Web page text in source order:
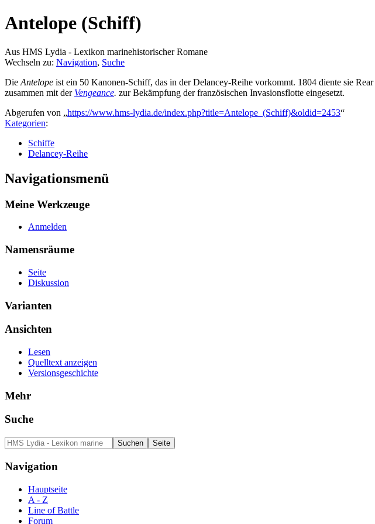
Antelope (Schiff)
Aus HMS Lydia - Lexikon marinehistorischer Romane
Wechseln zu: Navigation, Suche
Die Antelope ist ein 50 Kanonen-Schiff, das in der Delancey-Reihe vorkommt. 1804 diente sie
zusammen mit der Vengeance. zur Bekämpfung der französischen Invasionsflotte eingesetzt.
Abgerufen von „https://www.hms-lydia.de/index.php?title=Antelope_(Schiff)&oldid=2453“
Kategorien:
Schiffe
Delancey-Reihe
Navigationsmenü
Meine Werkzeuge
Anmelden
Namensräume
Seite
Diskussion
Varianten
Ansichten
Lesen
Quelltext anzeigen
Versionsgeschichte
Mehr
Suche
Navigation
Hauptseite
A - Z
Line of Battle
Forum